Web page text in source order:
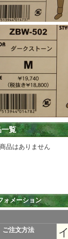
覧
品はありません
ォメーション
ご注文方法